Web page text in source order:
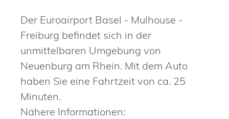
Der Euroairport Basel - Mulhouse -
Freiburg befindet sich in der
unmittelbaren Umgebung von
Neuenburg am Rhein. Mit dem Auto
haben Sie eine Fahrtzeit von ca. 25
Minuten.
Nähere Informationen: